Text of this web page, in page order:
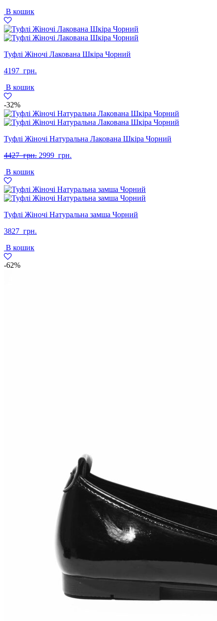
В кошик
Туфлі Жіночі Лакована Шкіра Чорний
4197 грн.
В кошик
-32%
Туфлі Жіночі Натуральна Лакована Шкіра Чорний
4427 грн. Оригінальна
2999 грн.
В кошик
Туфлі Жіночі Натуральна замша Чорний
3827 грн.
В кошик
-62%